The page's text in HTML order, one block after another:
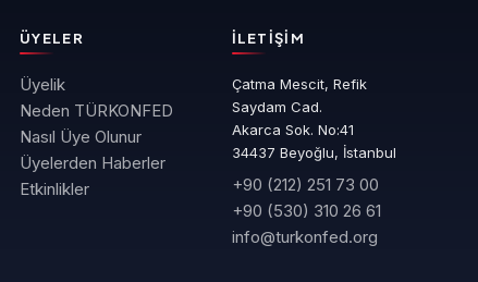
ÜYELER
Üyelik
Neden TÜRKONFED
Nasıl Üye Olunur
Üyelerden Haberler
Etkinlikler
İLETIŞIM
Çatma Mescit, Refik
Saydam Cad.
Akarca Sok. No:41
34437 Beyoğlu, İstanbul
+90 (212) 251 73 00
+90 (530) 310 26 61
info@turkonfed.org